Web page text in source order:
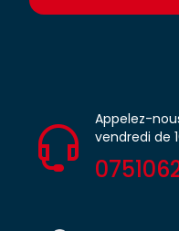
Appelez-
vendredi de